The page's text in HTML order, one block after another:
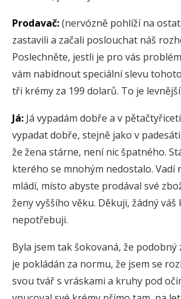
Prodavač:(nervózně pohlíží na
zastavili a začali poslouchat náš
Poslechněte, jestli je pro vás
vám nabídnout speciální slevu
tři krémy za 199 dolarů. To je
Já: Já vypadám dobře a v
vypadat dobře, stejně jako v
že žena stárne, není nic špatného.
kterého se mnohým nedostalo. Vadí
mládí, místo abyste prodával své
ženy vyššího věku. Děkuji, žádný váš
nepotřebuji.
Byla jsem tak šokovaná, že
je pokládán za normu, že jsem se
svou tvář s vráskami a kruhy pod